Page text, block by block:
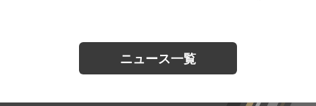
ニュース一覧